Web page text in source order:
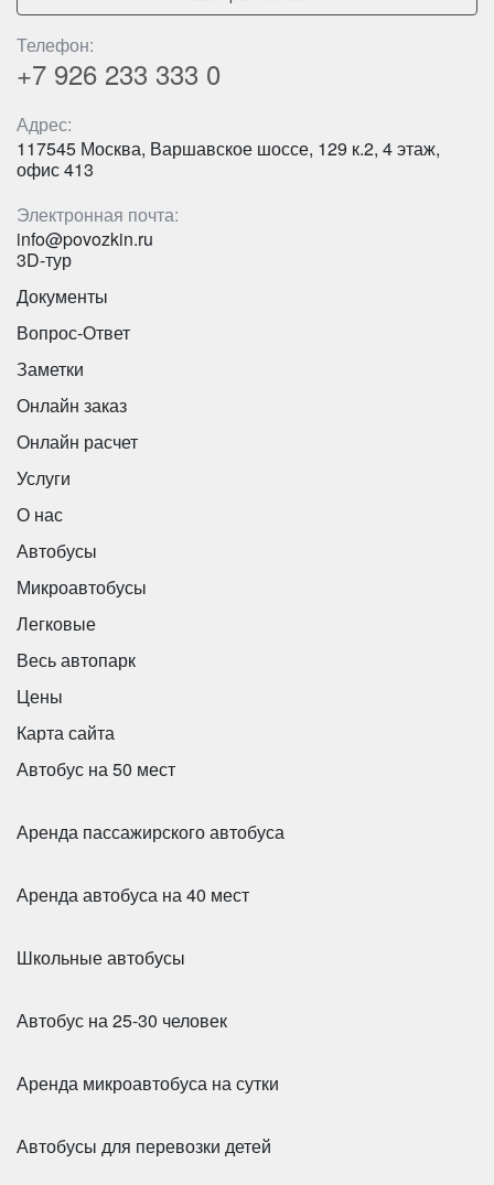
Цена от:2400 руб/час
Цена от:
Таким образом, тщательная предрейсовая
Телефон:
+7 926 233 333 0
Адрес:
117545 Москва, Варшавское шоссе, 129 к.2, 4 этаж,
офис 413
Электронная почта:
info@povozkin.ru
3D-тур
Документы
Вопрос-Ответ
Заметки
Онлайн заказ
Онлайн расчет
Услуги
О нас
Автобусы
Микроавтобусы
Легковые
Весь автопарк
Цены
Карта сайта
Автобус на 50 мест
Аренда пассажирского автобуса
Аренда автобуса на 40 мест
Школьные автобусы
Автобус на 25-30 человек
Аренда микроавтобуса на сутки
Автобусы для перевозки детей